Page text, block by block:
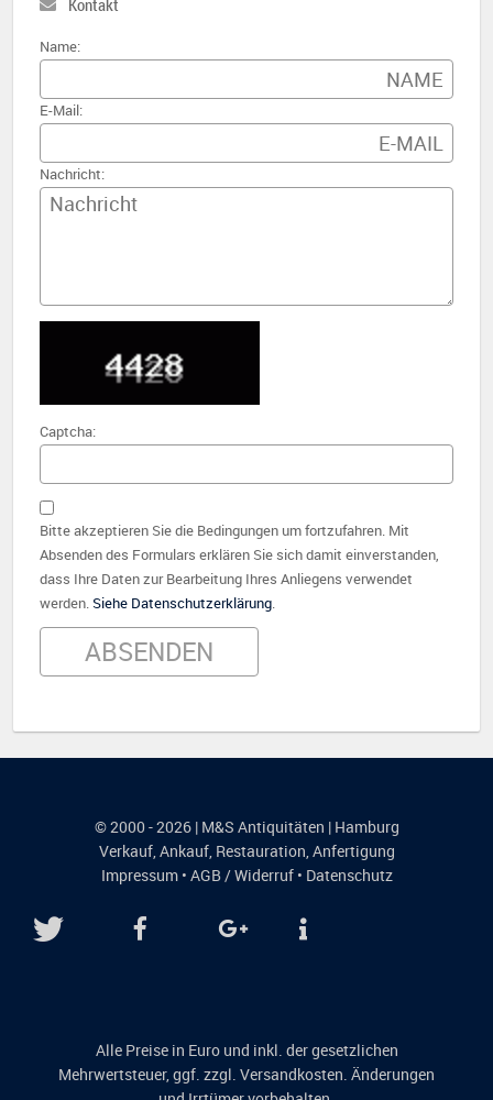
Name:
E-Mail:
Nachricht:
Captcha:
Bitte akzeptieren Sie die Bedingungen um fortzufahren. Mit
Absenden des Formulars erklären Sie sich damit einverstanden,
dass Ihre Daten zur Bearbeitung Ihres Anliegens verwendet
werden.Siehe Datenschutzerklärung.
© 2000 - 2026 | M&S Antiquitäten | Hamburg
Verkauf,Ankauf, Restauration,Anfertigung
Impressum• AGB / Widerruf• Datenschutz
Alle Preise in Euro und inkl. der gesetzlichen
Mehrwertsteuer, ggf. zzgl. Versandkosten. Änderungen